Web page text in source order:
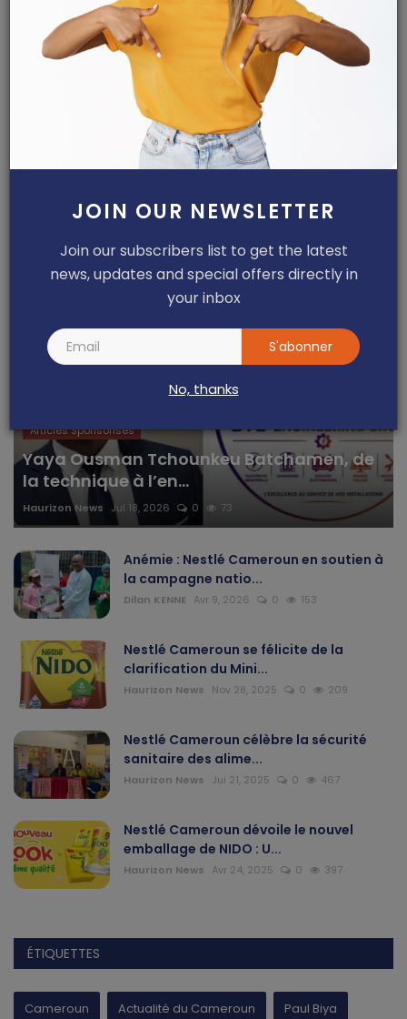
JOIN OUR NEWSLETTER
Join our subscribers list to get the latest
news, updates and special offers directly in
your inbox
S'abonner
No, thanks
Hôpital régional annexe de Garoua-
Boulaï : Dr Léon Nem...
Haurizon News Jul 10, 2026
Nkoulou Nkoulou Ninon Rosine décroche
son doctorat PhD ...
Dilan KENNE Jul 31, 2026 0 145
ARTICLES RECOMMANDÉS
Articles Sponsorisés
Yaya Ousman Tchounkeu Batchamen, de
la technique à l’en...
Haurizon News Jul 18, 2026 0 73
Anémie : Nestlé Cameroun en soutien à
la campagne natio...
Dilan KENNE Avr 9, 2026 0 153
Nestlé Cameroun se félicite de la
clarification du Mini...
Haurizon News Nov 28, 2025 0 209
Nestlé Cameroun célèbre la sécurité
sanitaire des alime...
Haurizon News Jui 21, 2025 0 467
Nestlé Cameroun dévoile le nouvel
emballage de NIDO : U...
Haurizon News Avr 24, 2025 0 397
ÉTIQUETTES
Cameroun Actualité du Cameroun Paul Biya